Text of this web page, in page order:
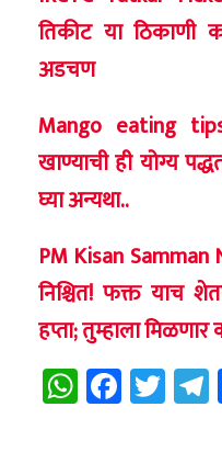
तिकीट या ठिकाणी
अडचण
Mango eating
खाण्याची ही योग्य
घ्या अन्यथा..
PM Kisan Samman
निश्चित! फक्त याच
हप्ता; तुम्हाला